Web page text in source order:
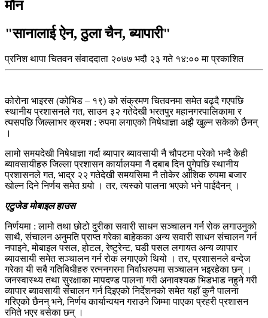
मौन
"सानालाई ऐन, ठुला चैन, ब्यापारी"
प्रनिश थापा चितवन संवाददाता २०७७ भदौ २३ गते १४:०० मा प्रकाशित
कोरोना भाइरस (कोभिड – १९) को संक्रमण चितवनमा समेत बढ्दै गएपछि
स्थानीय प्रशासनले गत, साउन ३२ गतेदेखी भरतपुर महानगरपालिकामा र
त्यसपछि जिल्लाभर क्रमश : रुपमा लगाएको निषेधाज्ञा अझै खुल्न सकेको छैनन्
।
लामो समयदेखी निषेधाज्ञा गर्दा ब्यापार ब्यावसायी नै चौपटमा परेको भन्दै केही
ब्यावसायीहरु जिल्ला प्रशासन कार्यालयमा नै दबाब दिन पुगेपछि स्थानीय
प्रशासनले गत, भाद्र २२ गतेदेखी समयसिमा नै तोकेर आंशिक रुपमा बजार
खोल्न दिने निर्णय समेत गर्‍यो । तर, त्यस्को पालना भएको भने पाईंदैनन् ।
एटुजेड मोबाइल हाउस
निर्णयमा : लामो तथा छोटो दुरीका सवारी साधन सञ्चालन गर्न रोक लगाउनुको
साथै, संचालन अनुमति प्राप्त गरेका बाहेकका अन्य सवारी साधन संचालन गर्न
नपाइने, मोबाइल पसल, होटल, रेष्टुरेन्ट, घडी पसल लगायत अन्य व्यापार
ब्यावसायी समेत सञ्चालन गर्न रोक लगाएको थियो । तर, प्रशासनले बन्देज
गरेका यी सबै गतिबिधीहरु रत्ननगरमा निर्वाधरुपमा सञ्चालन भइरहेका छन् ।
जनस्वास्थ्य तथा सुरक्षाका मापदण्ड पालना गरी अनावश्यक भिडभाड नहुने गरी
व्यापार ब्यावसायी संचालन गर्न दिइएको निर्देशनको समेत यहाँ कुनै पालना
गरिएको छैनन् भने, निर्णय कार्यान्वयन गराउने जिम्मा पाएका प्रहरी प्रशासन
रमिते भएर बसेका छन् ।